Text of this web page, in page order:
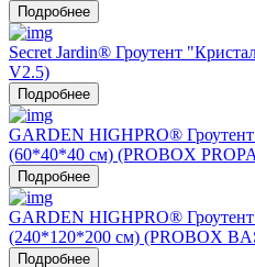
Подробнее
Secret Jardin® Гроутент
V2.5)
Подробнее
GARDEN HIGHPRO®
(60*40*40 см) (PROBOX
Подробнее
GARDEN HIGHPRO®
(240*120*200 см) (PROBOX
Подробнее